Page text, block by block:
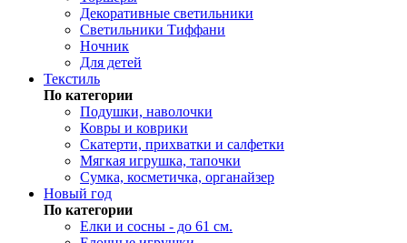
Декоративные светильники
Светильники Тиффани
Ночник
Для детей
Текстиль
По категории
Подушки, наволочки
Ковры и коврики
Скатерти, прихватки и салфетки
Мягкая игрушка, тапочки
Сумка, косметичка, органайзер
Новый год
По категории
Елки и сосны - до 61 см.